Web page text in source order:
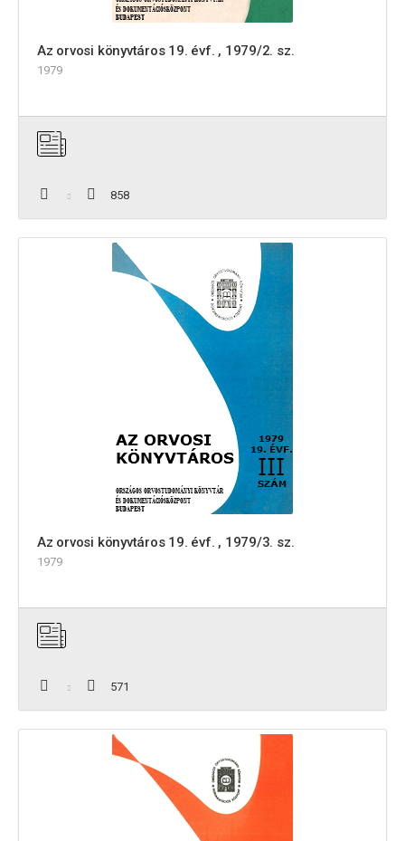
Az orvosi könyvtáros 19. évf. , 1979/2. sz.
1979
858
Az orvosi könyvtáros 19. évf. , 1979/3. sz.
1979
571